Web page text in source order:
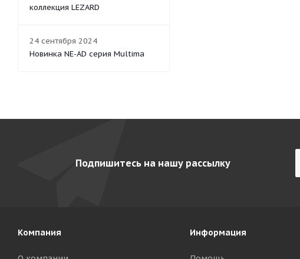
коллекция LEZARD
24 сентября 2024
Новинка NE-AD серия Multima
Подпишитесь на нашу рассылку
Компания Информация